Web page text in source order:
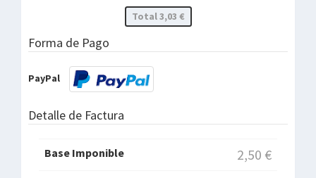
Total 3,03 €
Forma de Pago
PayPal
Detalle de Factura
Base Imponible 2,50 €